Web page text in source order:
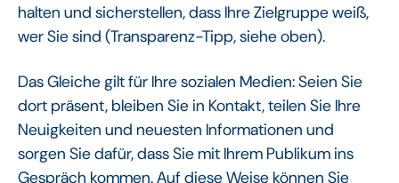
halten und sicherstellen, dass Ihre Zielgruppe weiß,
wer Sie sind (Transparenz-Tipp, siehe oben).
Das Gleiche gilt für Ihre sozialen Medien: Seien Sie
dort präsent, bleiben Sie in Kontakt, teilen Sie Ihre
Neuigkeiten und neuesten Informationen und
sorgen Sie dafür, dass Sie mit Ihrem Publikum ins
Gespräch kommen. Auf diese Weise können Sie